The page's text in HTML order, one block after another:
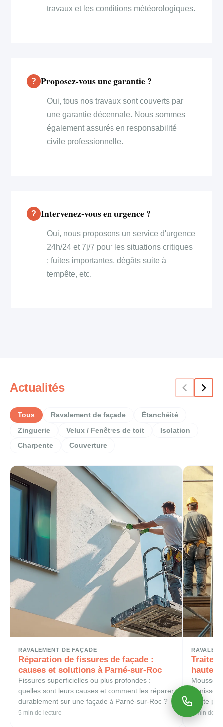
travaux et les conditions météorologiques.
Proposez-vous une garantie ?
Oui, tous nos travaux sont couverts par
une garantie décennale. Nous sommes
également assurés en responsabilité
civile professionnelle.
Intervenez-vous en urgence ?
Oui, nous proposons un service d'urgence
24h/24 et 7j/7 pour les situations critiques
: fuites importantes, dégâts suite à
tempête, etc.
Actualités
Tous Ravalement de façade Étanchéité
Zinguerie Velux / Fenêtres de toit Isolation
Charpente Couverture
RAVALEMENT DE FAÇADE
Réparation de fissures de façade :
causes et solutions à Parné-sur-Roc
Fissures superficielles ou plus profondes :
quelles sont leurs causes et comment les réparer
durablement sur une façade à Parné-sur-Roc ?
5 min de lecture
haute
haute
Louverné.
5 min de